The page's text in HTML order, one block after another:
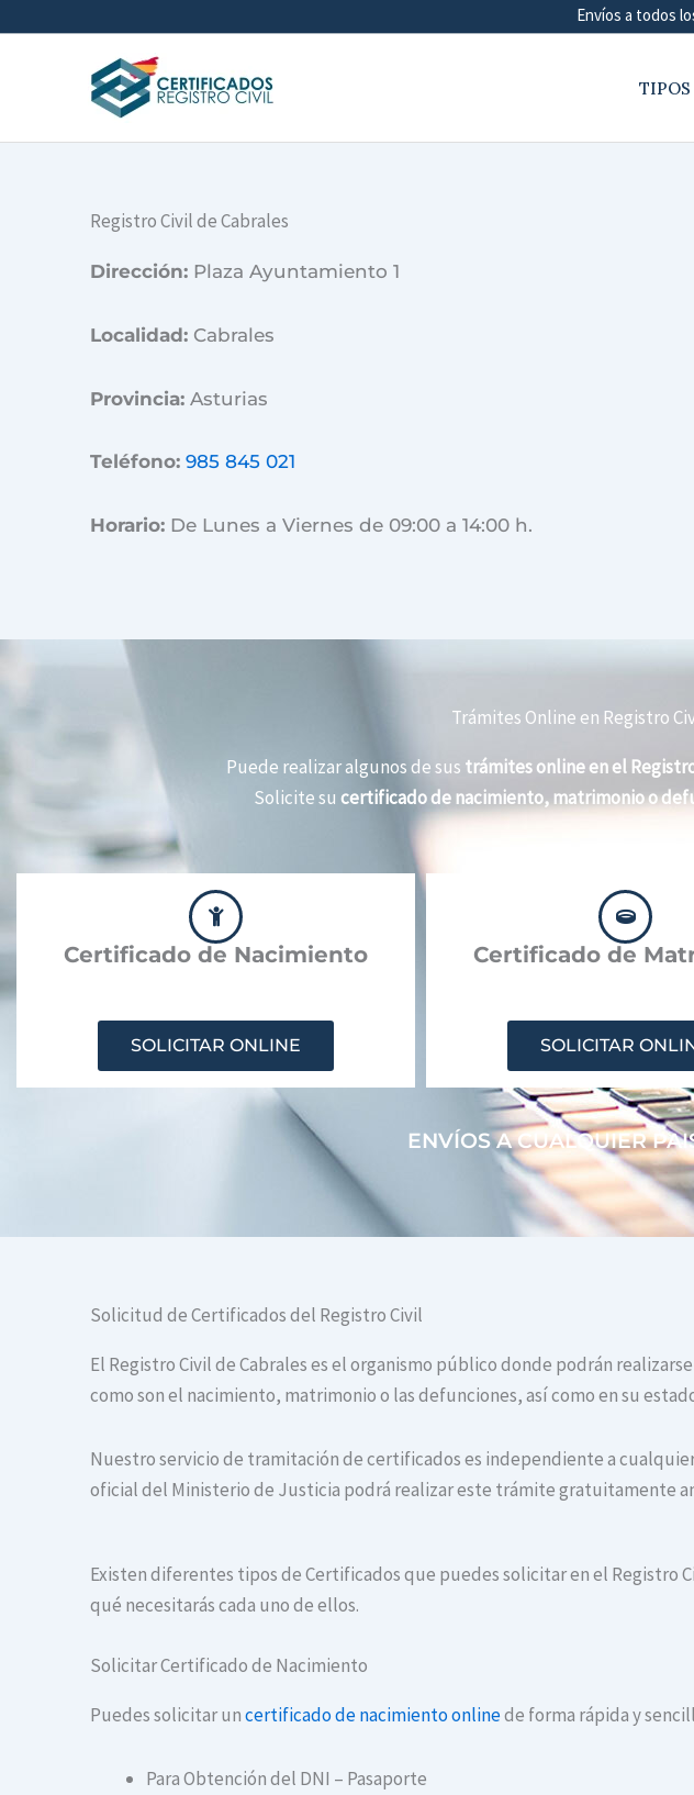
Envíos a todos
TIPOS
Registro Civil de Cabrales
Dirección: Plaza Ayuntamiento 1
Localidad: Cabrales
Provincia: Asturias
Teléfono: 985 845 021
Horario: De Lunes a Viernes de 09:00 a 14:00 h.
Trámites Online en Registro
Puede realizar algunos de sus trámites online en el
Solicite su certificado de nacimiento, matrimonio o
Certificado de Nacimiento
SOLICITAR ONLINE
Certificado de
SOLICITAR
ENVÍOS A CUALQUIER
Solicitud de Certificados del Registro Civil
El Registro Civil de Cabrales es el organismo público donde podrán
como son el nacimiento, matrimonio o las defunciones, así como en su
Nuestro servicio de tramitación de certificados es independiente a
oficial del Ministerio de Justicia podrá realizar este trámite gratuitamente
Existen diferentes tipos de Certificados que puedes solicitar en el Registro
qué necesitarás cada uno de ellos.
Solicitar Certificado de Nacimiento
Puedes solicitar uncertificado de nacimiento onlinede forma rápida y
Para Obtención del DNI – Pasaporte